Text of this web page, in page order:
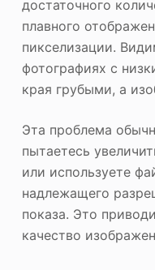
достаточного
плавного
пикселизации.
фотографиях с
края грубыми, а
Эта проблема
пытаетесь
или используете
надлежащего
показа. Это
качество